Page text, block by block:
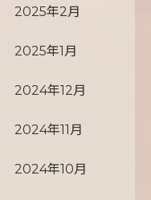
2025年2月
2025年1月
2024年12月
2024年11月
2024年10月